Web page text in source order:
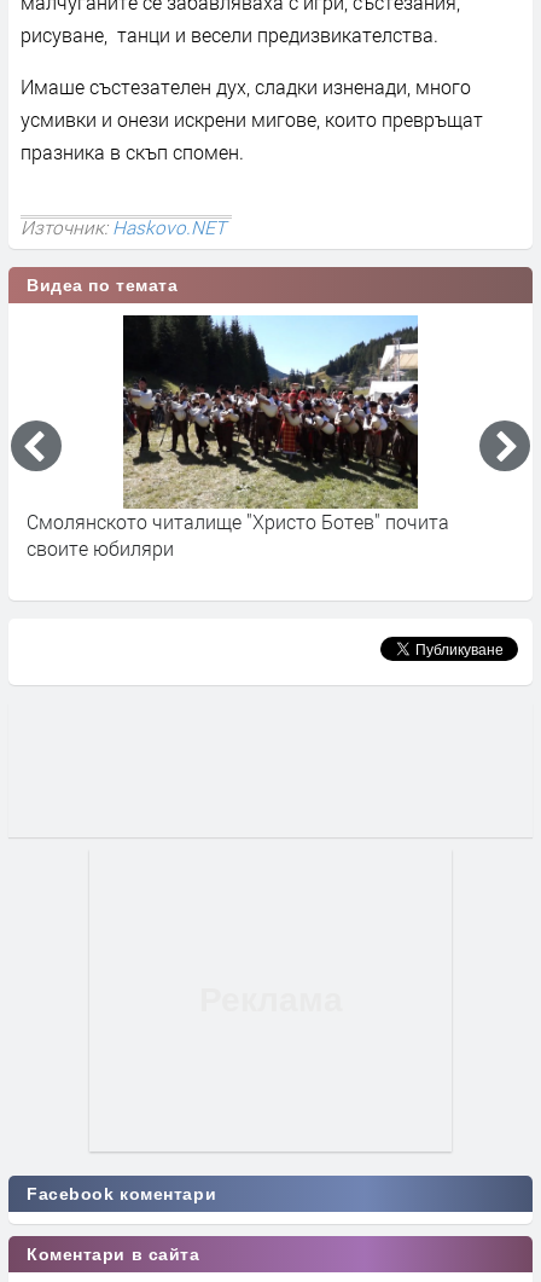
рисуване, танци и весели предизвикателства.
Имаше състезателен дух, сладки изненади, много
усмивки и онези искрени мигове, които превръщат
празника в скъп спомен.
Източник:Haskovo.NET
Видеа по темата
Читалище обновява библиотечния си фонд с дарения
Facebook коментари
Коментари в сайта